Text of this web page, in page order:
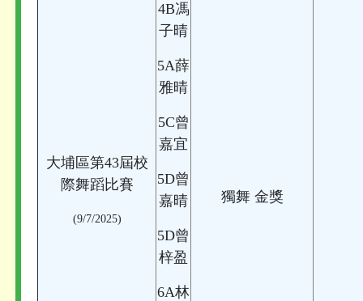
4B馮
子晴
5A薛
雅晴
5C曾
嘉宜
5D曾
嘉晴
5D曾
梓盈
6A林
大埔區第43屆校
際舞蹈比賽
(9/7/2025)
獨舞 金獎